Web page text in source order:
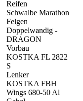
Reifen
Schwalbe Marathon
Felgen
Doppelwandig -
DRAGON
Vorbau
KOSTKA FL 2822
S
Lenker
KOSTKA FBH
Wings 680-50 Al